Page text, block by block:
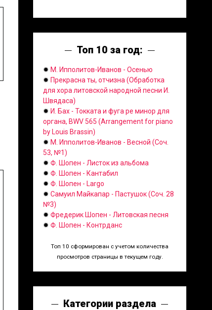
Топ 10 за год:
✹ М. Ипполитов-Иванов - Осенью
✹ Прекрасна ты, отчизна (Обработка
для хора литовской народной песни И.
Швядаса)
✹ И. Бах - Токката и фуга ре минор для
органа, BWV 565 (Arrangement for piano
by Louis Brassin)
✹ М. Ипполитов-Иванов - Весной (Соч.
53, №1)
✹ Ф. Шопен - Листок из альбома
✹ Ф. Шопен - Кантабил
✹ Ф. Шопен - Largo
✹ Самуил Майкапар - Пастушок (Соч. 28
№3)
✹ Фредерик Шопен - Литовская песня
✹ Ф. Шопен - Контрданс
Топ 10 сформирован с учетом количества
просмотров страницы в текущем году.
Категории раздела